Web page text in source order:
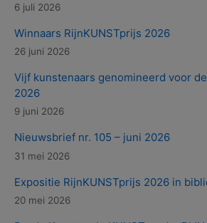
6 juli 2026
Winnaars RijnKUNSTprijs 2026
26 juni 2026
Vijf kunstenaars genomineerd voor
2026
9 juni 2026
Nieuwsbrief nr. 105 – juni 2026
31 mei 2026
Expositie RijnKUNSTprijs 2026 in
20 mei 2026